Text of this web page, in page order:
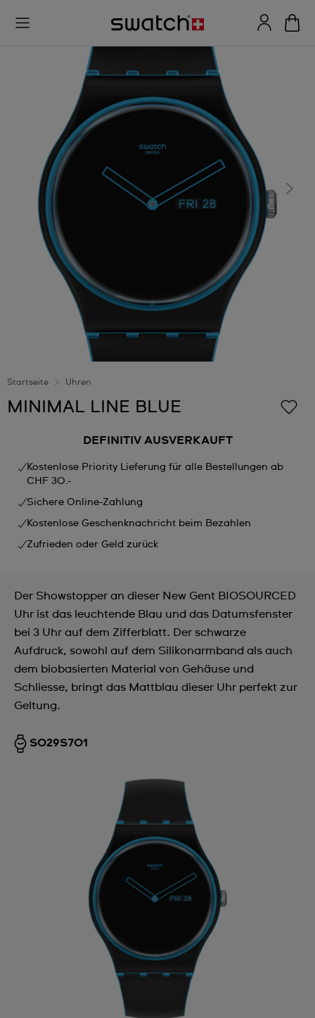
Startseite Uhren
MINIMAL LINE BLUE
DEFINITIV AUSVERKAUFT
Kostenlose Priority Lieferung für alle Bestellungen ab
CHF 30.-
Sichere Online-Zahlung
Kostenlose Geschenknachricht beim Bezahlen
Zufrieden oder Geld zurück
Der Showstopper an dieser New Gent BIOSOURCED
Uhr ist das leuchtende Blau und das Datumsfenster
bei 3 Uhr auf dem Zifferblatt. Der schwarze
Aufdruck, sowohl auf dem Silikonarmband als auch
dem biobasierten Material von Gehäuse und
Schliesse, bringt das Mattblau dieser Uhr perfekt zur
Geltung.
SO29S701